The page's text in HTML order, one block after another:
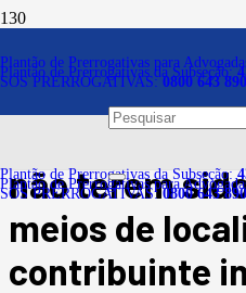
Plantão de Prerrogativas para
Plantão de Prerrogativas da Subseção:
SOS PRERROGATIVAS:0800 643
Plantão de Prerrogativas da Subseção:
Plantão de Prerrogativas para
SOS PRERROGATIVAS:0800 643
Crédito
dívida ativa é
não terem
meios de
contribuinte